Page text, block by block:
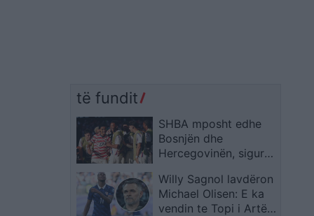
të fundit
SHBA mposht edhe
Bosnjën dhe
Hercegovinën, siguron
finales të Kupës së
Botës
Willy Sagnol lavdëron
Michael Olisen: E ka
vendin te Topi i Artë,